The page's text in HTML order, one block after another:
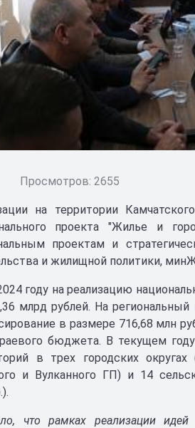
Просмотров: 2655
на территории
проекта "Жилье и
проектам и
и жилищной политики,
году на реализацию
млрд рублей. На
в размере 716,68 млн
бюджета. В текущем
в трех городских округах
и Вулканного ГП) и 14
что рамках реализации идей